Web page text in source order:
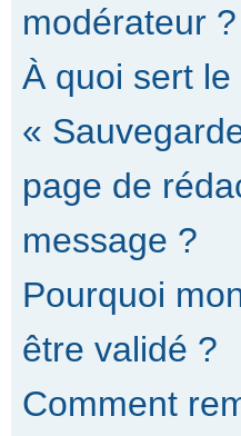
modérateur ?
À quoi sert le
«
page de
message ?
Pourquoi
être validé ?
Comment